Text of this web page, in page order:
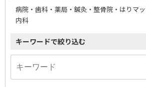
病院・歯科・薬局・鍼灸・整骨院・はりマ
内科
キーワードで絞り込む